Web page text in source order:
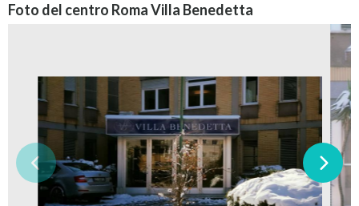
Foto del centro Roma Villa Benedetta